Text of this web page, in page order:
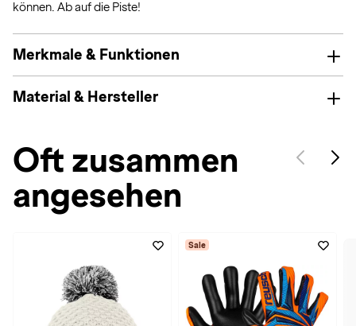
können. Ab auf die Piste!
Merkmale & Funktionen
Material & Hersteller
Oft zusammen
angesehen
Sale